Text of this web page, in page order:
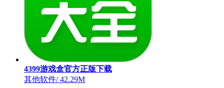
4399游戏盒官方正版下载
其他软件/42.29M